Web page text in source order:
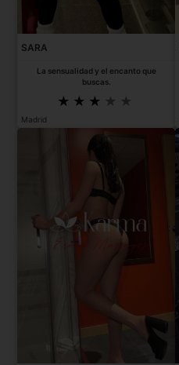
SARA
La sensualidad y el encanto que
buscas.
Madrid